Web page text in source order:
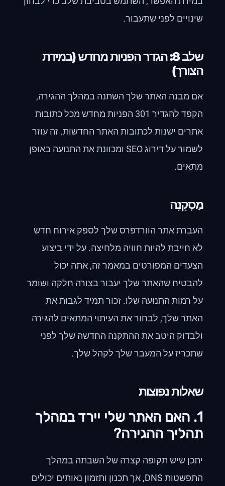
שינויים לפני שתעבור.
שלב 8: הגדר הפניות מחדש (במידת
הצורך)
אם מבנה האתר שלך השתנה במהלך ההגירה,
הקפד להגדיר 301 הפניות מחדש מכל כתובות
אתרים ישנות לכתובות האתר החדשות. זה עוזר
לשמור על דירוג SEO ומכוונת את התנועה באופן
מתאים.
מַסְקָנָה
העברת אתר הוורדפרס שלך לספק אירוח חדש
לא חייבת להיות חוויה מלחיצה. על ידי ביצוע
הצעדים המפורטים במאמר זה, אתה יכול
להבטיח שהאתר שלך יעבור בצורה חלקה ושומר
על רמות התנועה שלו. זכור תמיד לגבות את
האתר שלך, לבחור את העיתוי המתאים להגירה
ולבדוק היטב את ההתקנה החדשה שלך לפני
שתכריז על המעבר שלך לקהל שלך.
שאלות נפוצות
1. האם האתר שלי יירד במהלך
תהליך ההגירה?
יתכן שיש תקופה קצרה של השבתה במהלך
התפשטות DNS, אך תכנון ותזמון נאותים יכולים